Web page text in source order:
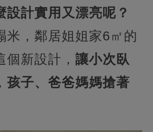
設計實用又漂亮呢？
米，鄰居姐姐家6㎡的
新設計， 讓小次臥
， 孩子、爸爸媽媽搶著